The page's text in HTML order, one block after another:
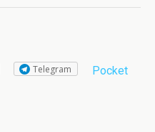
Telegram Pocket